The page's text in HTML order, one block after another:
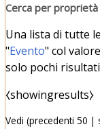
Cerca per proprietà
Una lista di tutte
"Evento" col
solo pochi
⧼showingresults⧽
Vedi (precedenti 50 |